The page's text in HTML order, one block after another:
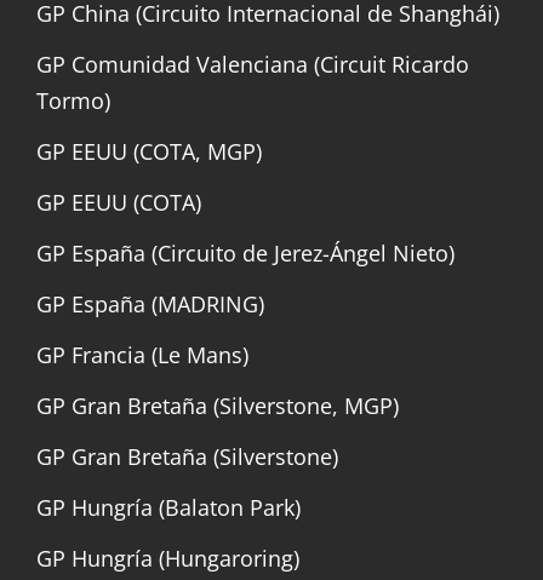
GP China (Circuito Internacional de Shanghái)
GP Comunidad Valenciana (Circuit Ricardo
Tormo)
GP EEUU (COTA, MGP)
GP EEUU (COTA)
GP España (Circuito de Jerez-Ángel Nieto)
GP España (MADRING)
GP Francia (Le Mans)
GP Gran Bretaña (Silverstone, MGP)
GP Gran Bretaña (Silverstone)
GP Hungría (Balaton Park)
GP Hungría (Hungaroring)